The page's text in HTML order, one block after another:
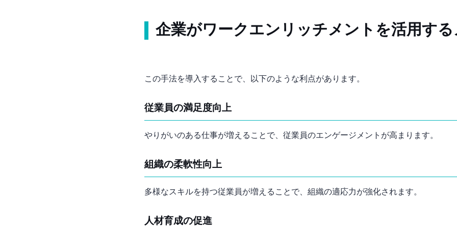
企業がワークエンリッチメントを活用す
この手法を導入することで、以下のような利点があります。
従業員の満足度向上
やりがいのある仕事が増えることで、従業員のエンゲージメントが高まります。
組織の柔軟性向上
多様なスキルを持つ従業員が増えることで、組織の適応力が強化されます。
人材育成の促進